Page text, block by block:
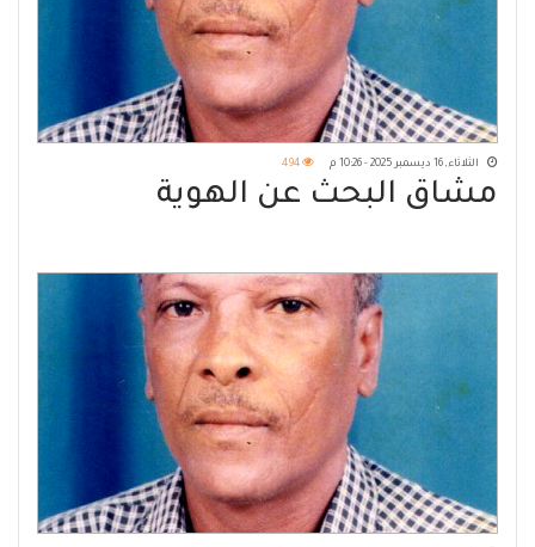
الثلاثاء, 16 ديسمبر 2025 - 10:26 م 494
مشاق البحث عن الهوية